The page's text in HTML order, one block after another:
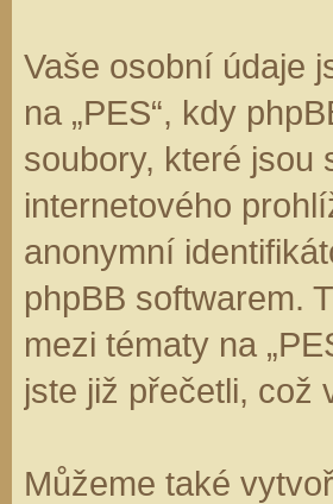
Vaše osobní údaje
na „PES“, kdy
soubory, které jsou
internetového
anonymní
phpBB softwarem.
mezi tématy na
jste již přečetli, což
Můžeme také